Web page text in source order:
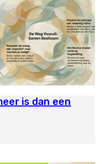
is dan een